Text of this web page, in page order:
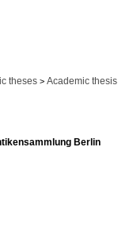
theses > Academic thesis
Berlin